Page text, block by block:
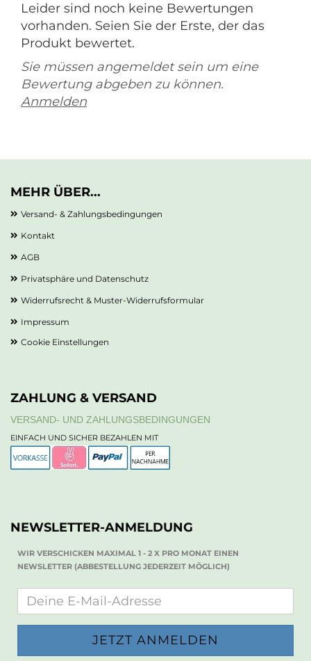
Leider sind noch keine Bewertungen
vorhanden. Seien Sie der Erste, der das
Produkt bewertet.
Sie müssen angemeldet sein um eine
Bewertung abgeben zu können.
Anmelden
MEHR ÜBER...
Versand- & Zahlungsbedingungen
Kontakt
AGB
Privatsphäre und Datenschutz
Widerrufsrecht & Muster-Widerrufsformular
Impressum
Cookie Einstellungen
ZAHLUNG & VERSAND
VERSAND- UND ZAHLUNGSBEDINGUNGEN
EINFACH UND SICHER BEZAHLEN MIT
NEWSLETTER-ANMELDUNG
WIR VERSCHICKEN MAXIMAL 1 - 2 X PRO MONAT EINEN
NEWSLETTER (ABBESTELLUNG JEDERZEIT MÖGLICH)